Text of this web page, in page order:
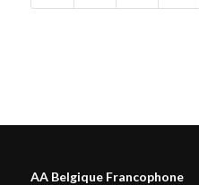
AA Belgique Francophone